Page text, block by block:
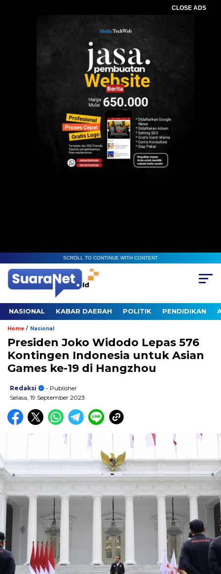
CLOSE ADS
SCROLL TO CONTINUE WITH CONTENT
NASIONAL KABAR DAERAH POLITIK PENDIDIKAN
Home / Nasional
Presiden Joko Widodo Lepas 576
Kontingen Indonesia untuk Asian
Games ke-19 di Hangzhou
Redaksi
- Publisher
Selasa, 19 September 2023